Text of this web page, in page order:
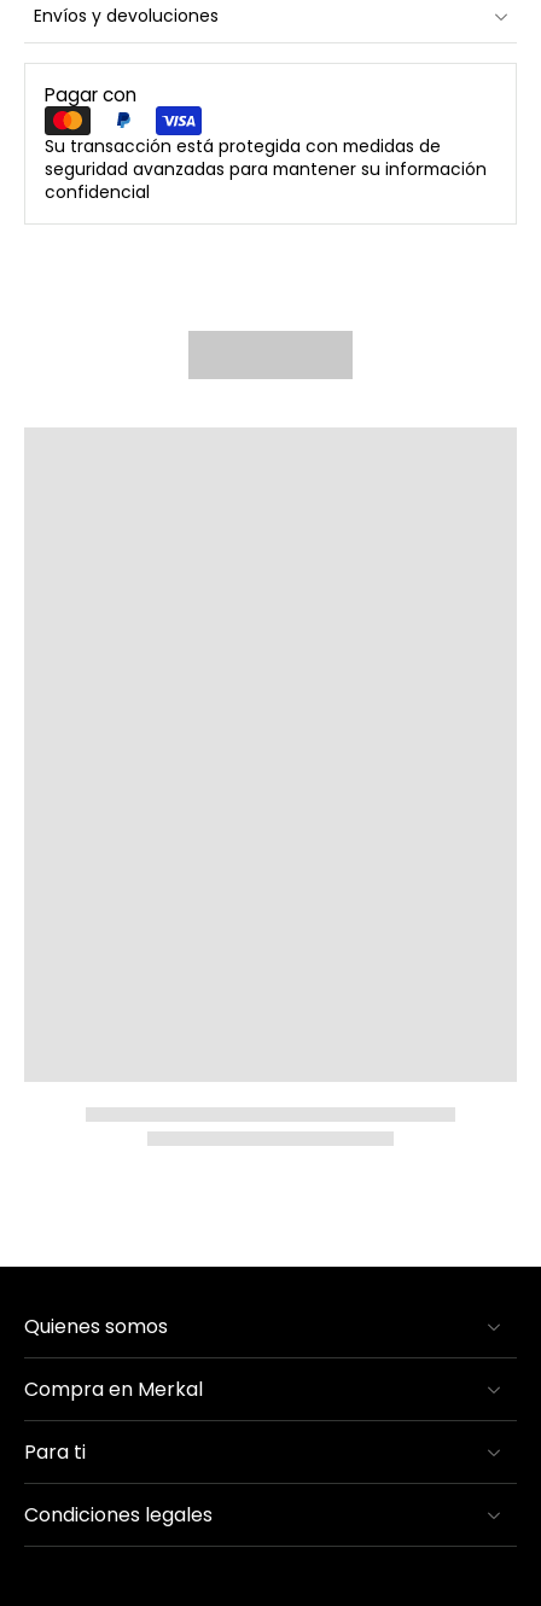
Envíos y devoluciones
Pagar con
Su transacción está protegida con medidas de
seguridad avanzadas para mantener su información
confidencial
Quienes somos
Compra en Merkal
Para ti
Condiciones legales